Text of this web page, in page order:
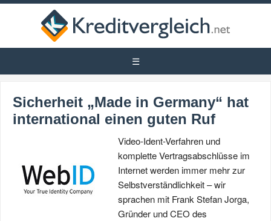
Sicherheit „Made in Germany“ hat
international einen guten Ruf
Video-Ident-Verfahren und
komplette Vertragsabschlüsse im
Internet werden immer mehr zur
Selbstverständlichkeit – wir
sprachen mit Frank Stefan Jorga,
Gründer und CEO des